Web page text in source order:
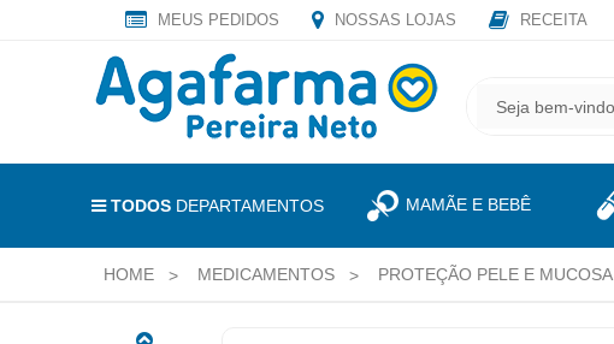
LOGIN
MEUS PEDIDOS NOSSAS LOJAS RECEITA
TODOS DEPARTAMENTOS MAMÃE E BEBÊ
HOME MEDICAMENTOS PROTEÇÃO PELE E MUCOSA
CADASTRE
SEU
MAIL
E
AS
EXCLUSIVAS.